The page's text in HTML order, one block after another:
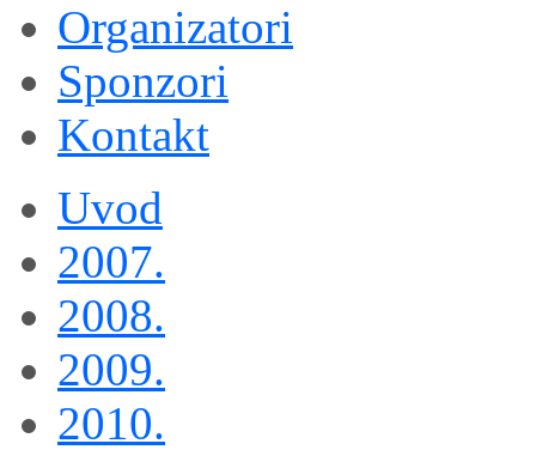
Organizatori
Sponzori
Kontakt
Uvod
2007.
2008.
2009.
2010.